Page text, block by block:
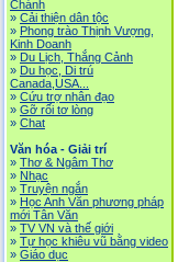
Chánh
» Cải thiện dân tộc
» Phong trào Thịnh Vượng,
Kinh Doanh
» Du Lịch, Thắng Cảnh
» Du học, Di trú
Canada,USA...
» Cứu trợ nhân đạo
» Gỡ rối tơ lòng
» Chat
Văn hóa - Giải trí
» Thơ & Ngâm Thơ
» Nhạc
» Truyện ngắn
» Học Anh Văn phương pháp
mới Tân Văn
» TV VN và thế giới
» Tự học khiêu vũ bằng video
» Giáo dục